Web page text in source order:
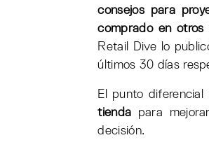
consejos para
comprado en otros
Retail Dive lo
últimos 30 días
El punto
tienda para
decisión.